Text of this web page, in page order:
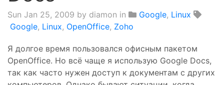
Sun Jan 25, 2009 by diamon in Google, Linux
Google, Linux, OpenOffice, Zoho
Я долгое время пользовался офисным пакетом
OpenOffice. Но всё чаще я использую Google Docs,
так как часто нужен доступ к документам с других